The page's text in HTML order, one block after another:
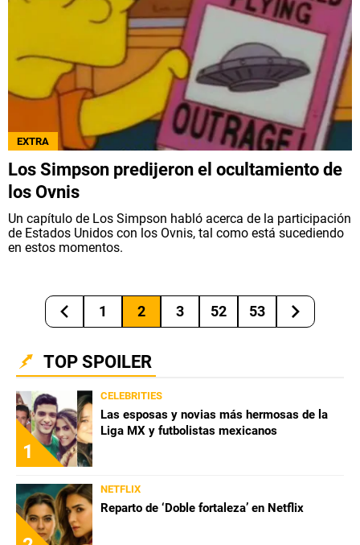
EXTRA
Los Simpson predijeron el ocultamiento de
los Ovnis
Un capítulo de Los Simpson habló acerca de la participación
de Estados Unidos con los Ovnis, tal como está sucediendo
en estos momentos.
1 2 3 52 53
TOP SPOILER
1
CELEBRITIES
Las esposas y novias más hermosas de la
Liga MX y futbolistas mexicanos
NETFLIX
Reparto de ‘Doble fortaleza’ en Netflix